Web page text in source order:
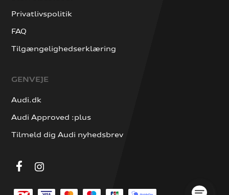
Privatlivspolitik
FAQ
Tilgængelighedserklæring
GENVEJE
Audi.dk
Audi Approved :plus
Tilmeld dig Audi nyhedsbrev